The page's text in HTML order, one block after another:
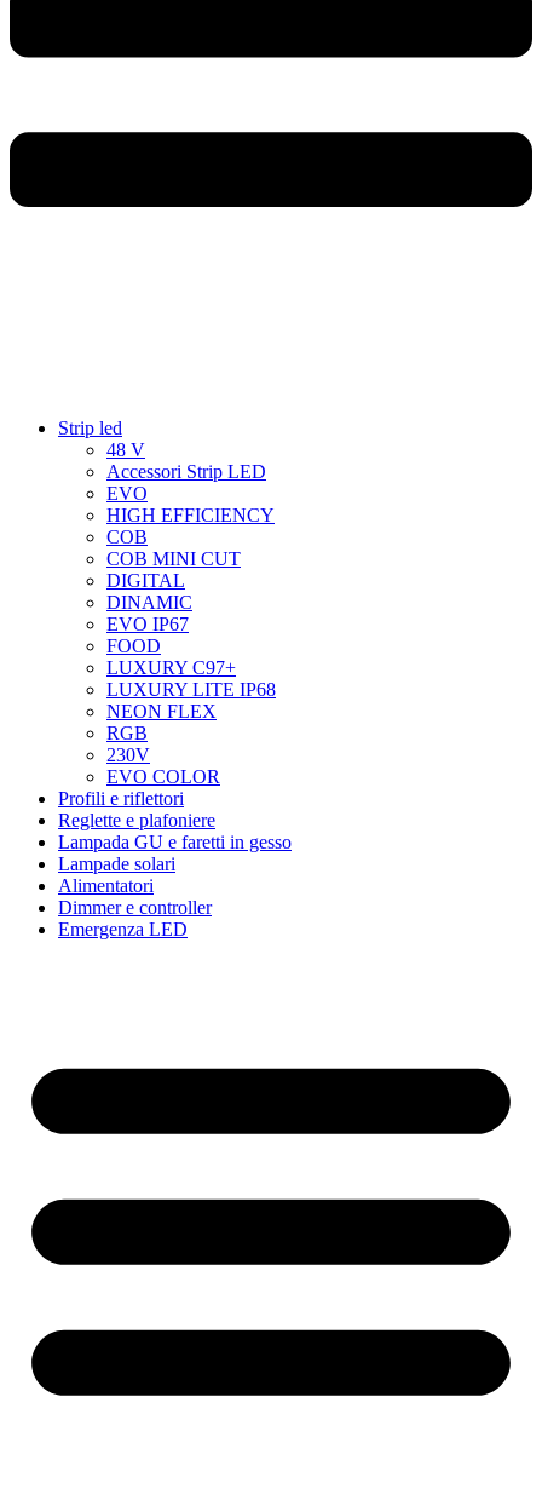
Strip led
48 V
Accessori Strip LED
EVO
HIGH EFFICIENCY
COB
COB MINI CUT
DIGITAL
DINAMIC
EVO IP67
FOOD
LUXURY C97+
LUXURY LITE IP68
NEON FLEX
RGB
230V
EVO COLOR
Profili e riflettori
Reglette e plafoniere
Lampada GU e faretti in gesso
Lampade solari
Alimentatori
Dimmer e controller
Emergenza LED